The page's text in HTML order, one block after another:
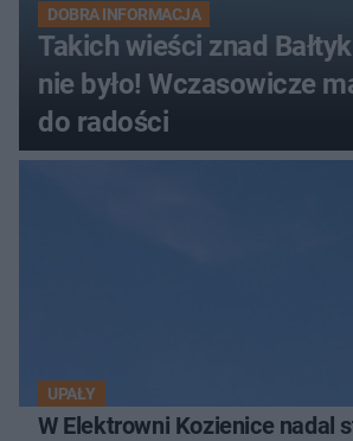
DOBRA INFORMACJA
Takich wieści znad
nie było! Wczasowicze
do radości
UPAŁY
W Elektrowni Kozienice nadal